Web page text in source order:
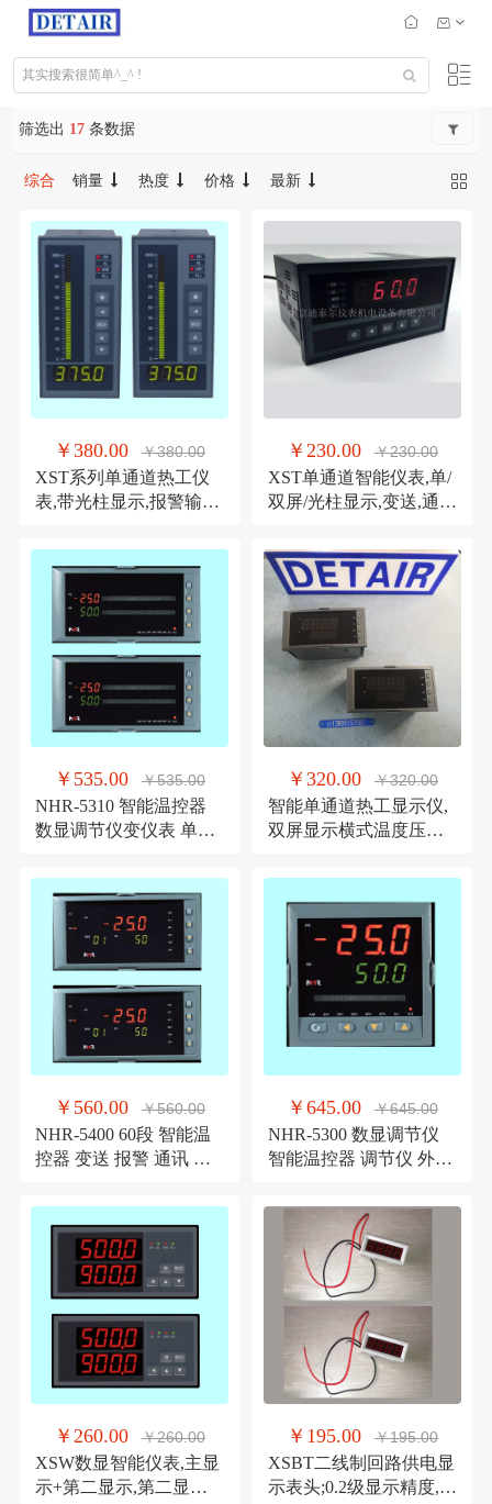
筛选出 17 条数据
综合 销量 热度 价格 最新
￥380.00 ￥380.00
XST系列单通道热工仪
表,带光柱显示,报警输
￥230.00 ￥230.00
XST单通道智能仪表,单/
双屏/光柱显示,变送,通
￥535.00 ￥535.00
NHR-5310 智能温控器
数显调节仪变仪表 单路
￥320.00 ￥320.00
智能单通道热工显示仪,
双屏显示横式温度压力
￥560.00 ￥560.00
NHR-5400 60段 智能温
控器 变送 报警 通讯 馈
￥645.00 ￥645.00
NHR-5300 数显调节仪
智能温控器 调节仪 外给
￥260.00 ￥260.00
XSW数显智能仪表,主显
示+第二显示,第二显示
￥195.00 ￥195.00
XSBT二线制回路供电显
示表头;0.2级显示精度,尺